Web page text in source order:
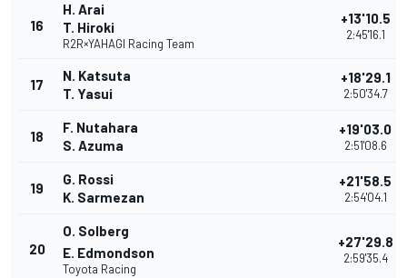
16
H. Arai
T. Hiroki
R2R×YAHAGI Racing Team
+13'10.5
2:45'16.1
17
N. Katsuta
T. Yasui
+18'29.1
2:50'34.7
18
F. Nutahara
S. Azuma
+19'03.0
2:51'08.6
19
G. Rossi
K. Sarmezan
+21'58.5
2:54'04.1
20
O. Solberg
E. Edmondson
Toyota Racing
+27'29.8
2:59'35.4